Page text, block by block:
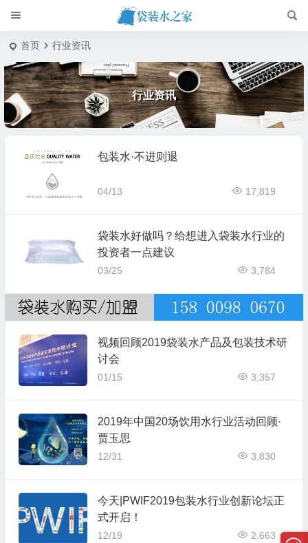
首页 行业资讯
行业资讯
包装水·不进则退
04/13 17,819
袋装水好做吗？给想进入袋装水行业的
投资者一点建议
03/25 3,784
视频回顾2019袋装水产品及包装技术研
讨会
01/15 3,357
2019年中国20场饮用水行业活动回顾·
贾玉思
12/31 3,830
今天|PWIF2019包装水行业创新论坛正
式开启！
12/19 2,663